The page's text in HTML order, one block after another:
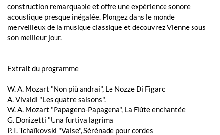
construction remarquable et offre une expérience sonore
acoustique presque inégalée. Plongez dans le monde
merveilleux de la musique classique et découvrez Vienne sous
son meilleur jour.
Extrait du programme
W. A. Mozart "Non più andrai", Le Nozze Di Figaro
A. Vivaldi "Les quatre saisons".
W. A. Mozart "Papageno-Papagena", La Flûte enchantée
G. Donizetti "Una furtiva lagrima
P. I. Tchaïkovski "Valse", Sérénade pour cordes